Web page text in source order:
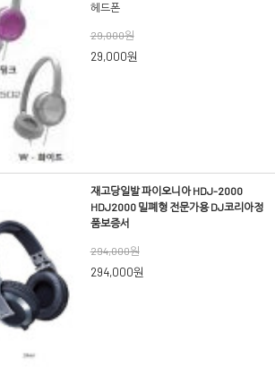
헤드폰
29,000원
29,000원
재고당일발 파이오니아 HDJ-2000
HDJ2000 밀폐형 전문가용 DJ코리아정
품보증서
294,000원
294,000원